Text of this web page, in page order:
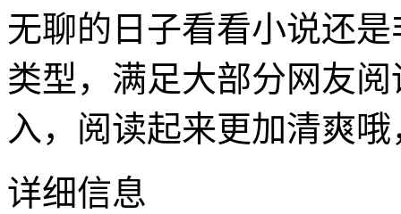
无聊的日子看看小说还
类型，满足大部分网友
入，阅读起来更加清爽
详细信息